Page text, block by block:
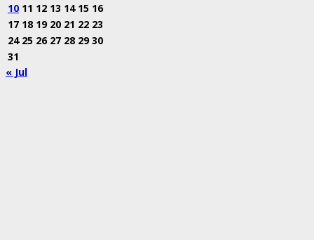
10 11 12 13 14 15 16
17 18 19 20 21 22 23
24 25 26 27 28 29 30
31
« Jul